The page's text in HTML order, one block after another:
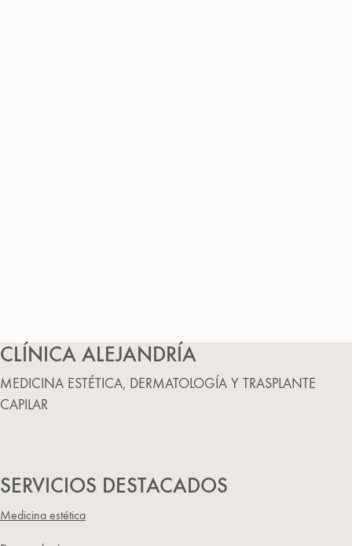
CLÍNICA ALEJANDRÍA
MEDICINA ESTÉTICA, DERMATOLOGÍA Y TRASPLANTE
CAPILAR
SERVICIOS DESTACADOS
Medicina estética